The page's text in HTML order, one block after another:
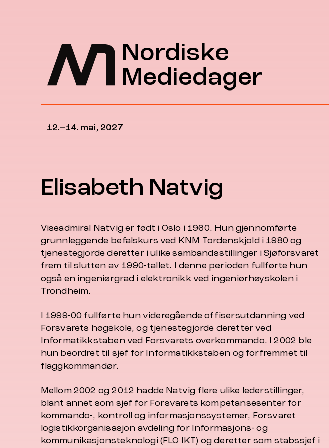
Nordiske
Mediedager
12.–14. mai, 2027
Elisabeth Natvig
Viseadmiral Natvig er født i Oslo i 1960. Hun gjennomførte
grunnleggende befalskurs ved KNM Tordenskjold i 1980 og
tjenestegjorde deretter i ulike sambandsstillinger i Sjøforsvaret
frem til slutten av 1990-tallet. I denne perioden fullførte hun
også en ingeniørgrad i elektronikk ved ingeniørhøyskolen i
Trondheim.
I 1999-00 fullførte hun videregående offisersutdanning ved
Forsvarets høgskole, og tjenestegjorde deretter ved
Informatikkstaben ved Forsvarets overkommando. I 2002 ble
hun beordret til sjef for Informatikkstaben og forfremmet til
flaggkommandør.
Mellom 2002 og 2012 hadde Natvig flere ulike lederstillinger,
blant annet som sjef for Forsvarets kompetansesenter for
kommando-, kontroll og informasjonssystemer, Forsvaret
logistikkorganisasjon avdeling for Informasjons- og
kommunikasjonsteknologi (FLO IKT) og deretter som stabssjef i